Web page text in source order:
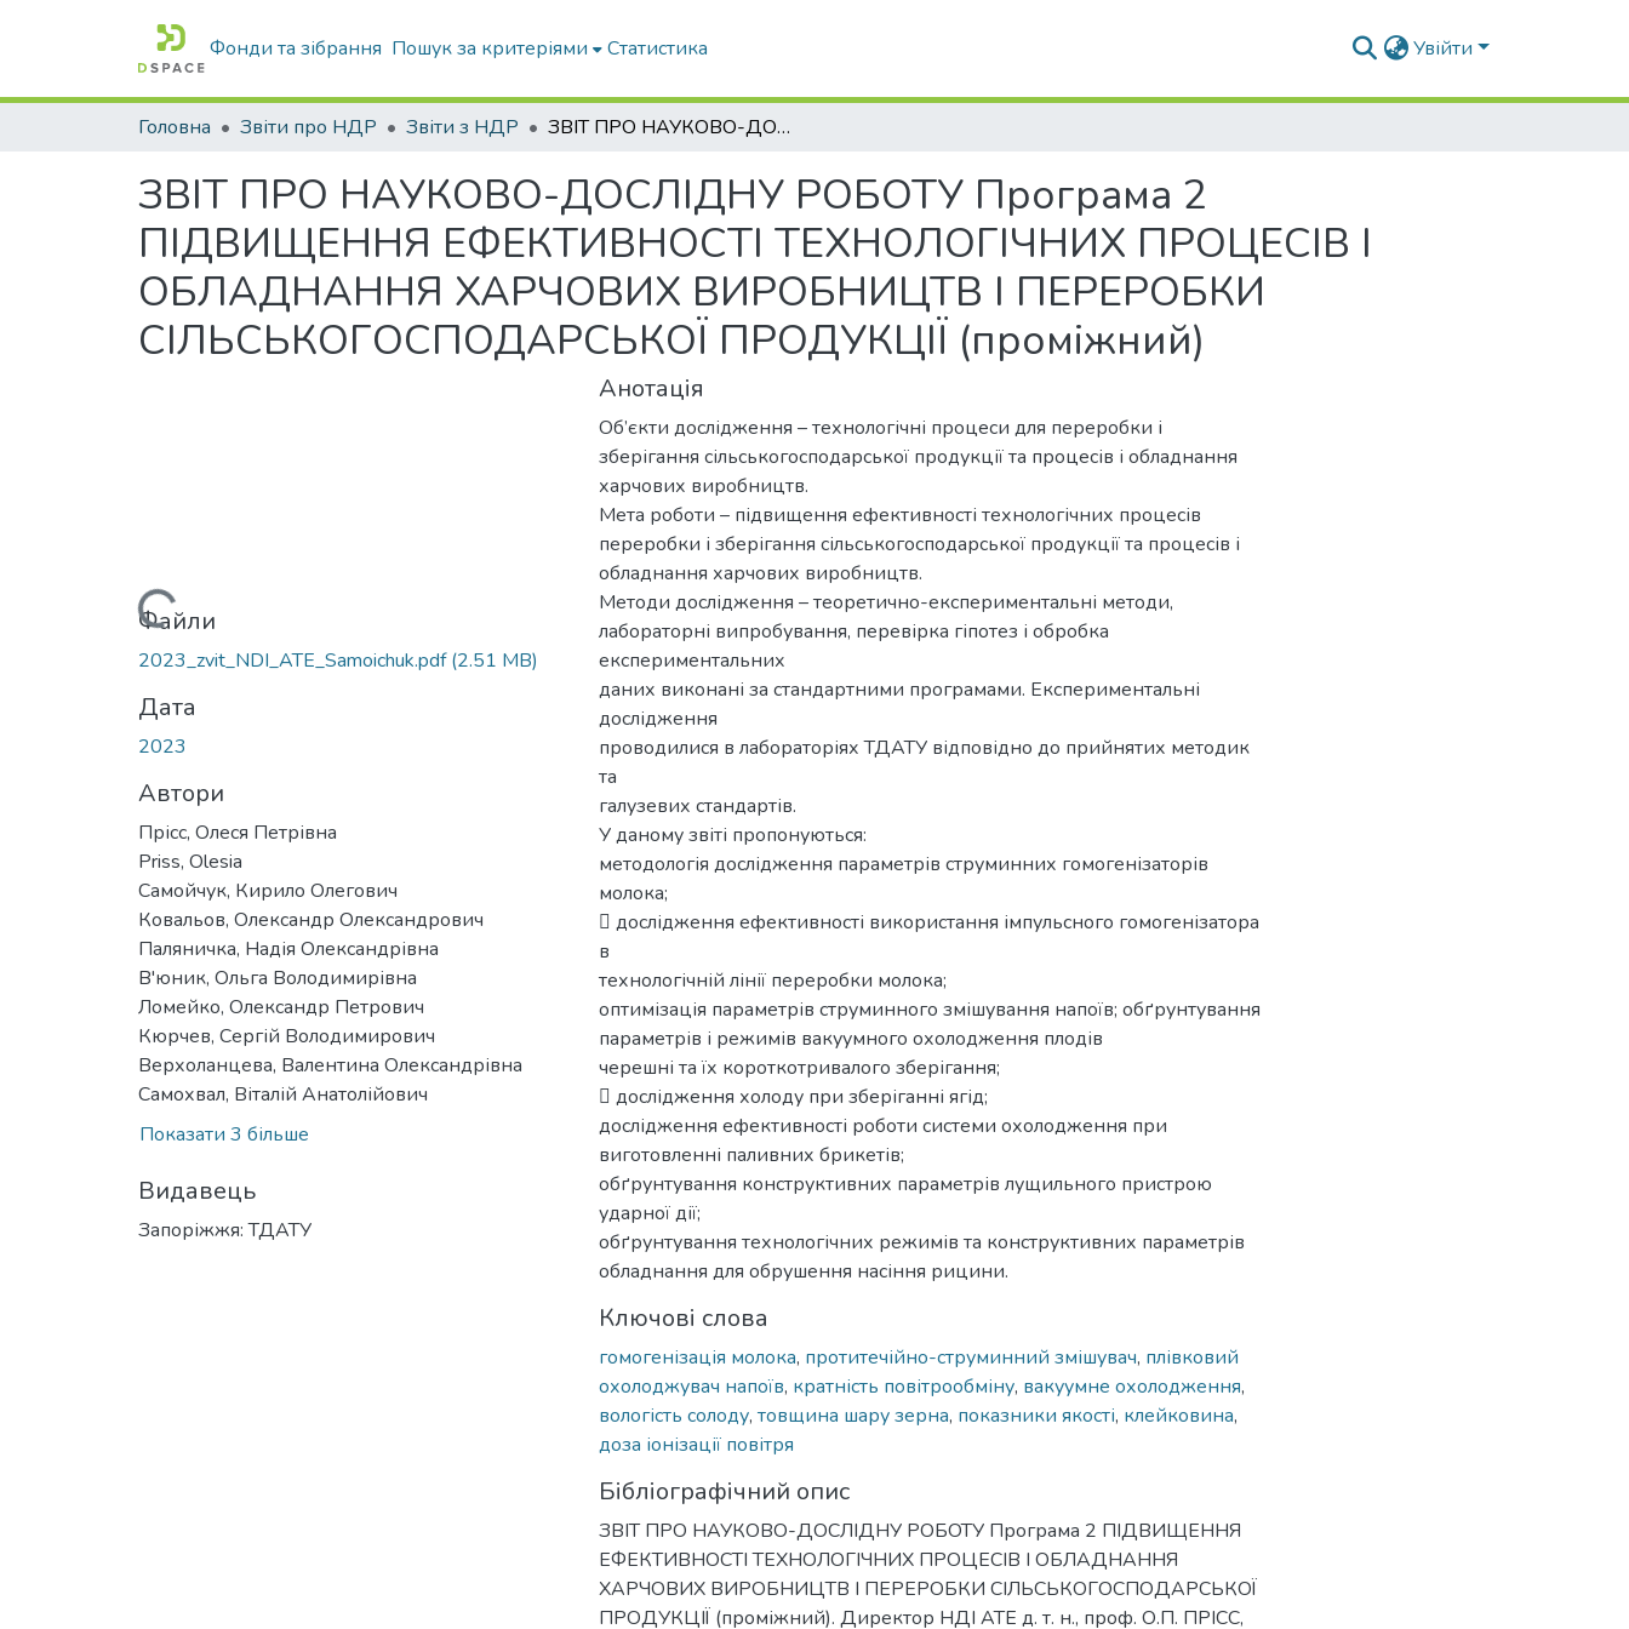
Фонди та зібрання Пошук за критеріями Статистика Увійти
Головна Звіти про НДР Звіти з НДР ЗВІТ ПРО НАУКОВО-ДОСЛІДНУ РОБОТУ Програма 2 ПІДВИЩЕННЯ ЕФЕКТИВНОСТІ ТЕХНОЛОГІЧНИХ ПРОЦЕСІВ І ОБЛАДНАННЯ ХАРЧОВИХ ВИРОБНИЦТВ І ПЕРЕРОБКИ СІЛЬСЬКОГОСПОДАРСЬКОЇ ПРОДУКЦІЇ (проміжний)
ЗВІТ ПРО НАУКОВО-ДОСЛІДНУ РОБОТУ Програма 2
ПІДВИЩЕННЯ ЕФЕКТИВНОСТІ ТЕХНОЛОГІЧНИХ ПРОЦЕСІВ І
ОБЛАДНАННЯ ХАРЧОВИХ ВИРОБНИЦТВ І ПЕРЕРОБКИ
СІЛЬСЬКОГОСПОДАРСЬКОЇ ПРОДУКЦІЇ (проміжний)
Вантажиться...Файли
2023_zvit_NDI_ATE_Samoichuk.pdf(2.51 MB)
Дата
2023
Автори
Прісс, Олеся Петрівна
Priss, Olesia
Самойчук, Кирило Олегович
Ковальов, Олександр Олександрович
Паляничка, Надія Олександрівна
В'юник, Ольга Володимирівна
Ломейко, Олександр Петрович
Кюрчев, Сергій Володимирович
Верхоланцева, Валентина Олександрівна
Самохвал, Віталій Анатолійович
Показати 3 більше
Видавець
Запоріжжя: ТДАТУ
Анотація
Об’єкти дослідження – технологічні процеси для переробки і
зберігання сільськогосподарської продукції та процесів і обладнання
харчових виробництв.
Мета роботи – підвищення ефективності технологічних процесів
переробки і зберігання сільськогосподарської продукції та процесів і
обладнання харчових виробництв.
Методи дослідження – теоретично-експериментальні методи,
лабораторні випробування, перевірка гіпотез і обробка
експериментальних
даних виконані за стандартними програмами. Експериментальні
дослідження
проводилися в лабораторіях ТДАТУ відповідно до прийнятих методик
та
галузевих стандартів.
У даному звіті пропонуються:
методологія дослідження параметрів струминних гомогенізаторів
молока;
 дослідження ефективності використання імпульсного гомогенізатора
в
технологічній лінії переробки молока;
оптимізація параметрів струминного змішування напоїв; обґрунтування
параметрів і режимів вакуумного охолодження плодів
черешні та їх короткотривалого зберігання;
 дослідження холоду при зберіганні ягід;
дослідження ефективності роботи системи охолодження при
виготовленні паливних брикетів;
обґрунтування конструктивних параметрів лущильного пристрою
ударної дії;
обґрунтування технологічних режимів та конструктивних параметрів
обладнання для обрушення насіння рицини.
Ключові слова
гомогенізація молока, протитечійно-струминний змішувач, плівковий
охолоджувач напоїв, кратність повітрообміну, вакуумне охолодження,
вологість солоду, товщина шару зерна, показники якості, клейковина,
доза іонізації повітря
Бібліографічний опис
ЗВІТ ПРО НАУКОВО-ДОСЛІДНУ РОБОТУ Програма 2 ПІДВИЩЕННЯ
ЕФЕКТИВНОСТІ ТЕХНОЛОГІЧНИХ ПРОЦЕСІВ І ОБЛАДНАННЯ
ХАРЧОВИХ ВИРОБНИЦТВ І ПЕРЕРОБКИ СІЛЬСЬКОГОСПОДАРСЬКОЇ
ПРОДУКЦІЇ (проміжний). Директор НДІ АТЕ д. т. н., проф. О.П. ПРІСС,